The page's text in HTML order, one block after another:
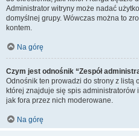
Administrator witryny może nadać
domyślnej grupy. Wówczas można to
kontem.
Na górę
Czym jest odnośnik “Zespół
Odnośnik ten prowadzi do strony z listą
której znajduje się spis
jak fora przez nich moderowane.
Na górę